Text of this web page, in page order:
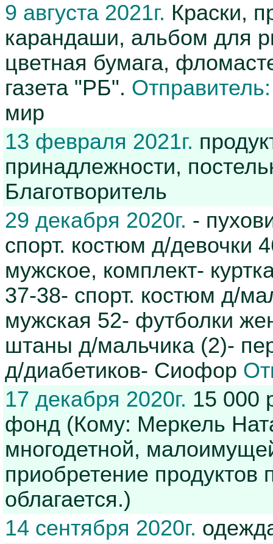
9 августа 2021г. Краски,
карандаши, альбом для
цветная бумага,
газета "РБ". Отправитель:
мир
13 февраля 2021г.
принадлежности,
Благотворитель
29 декабря 2020г. -
спорт. костюм д/девочки
мужское, комплект-
37-38- спорт. костюм д/
мужская 52- футболки
штаны д/мальчика (2)-
д/диабетиков- Сиофор
17 декабря 2020г. 15 000
фонд (Кому: Меркель
многодетной,
приобретение
облагается.)
14 сентября 2020г.